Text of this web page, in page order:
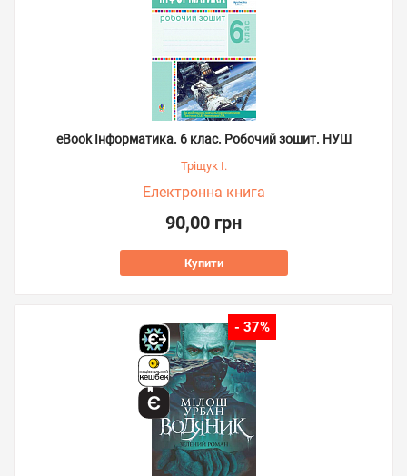
eBook Інформатика. 6 клас. Робочий зошит. НУШ
Тріщук І.
Електронна книга
90,00 грн
Купити
- 37%